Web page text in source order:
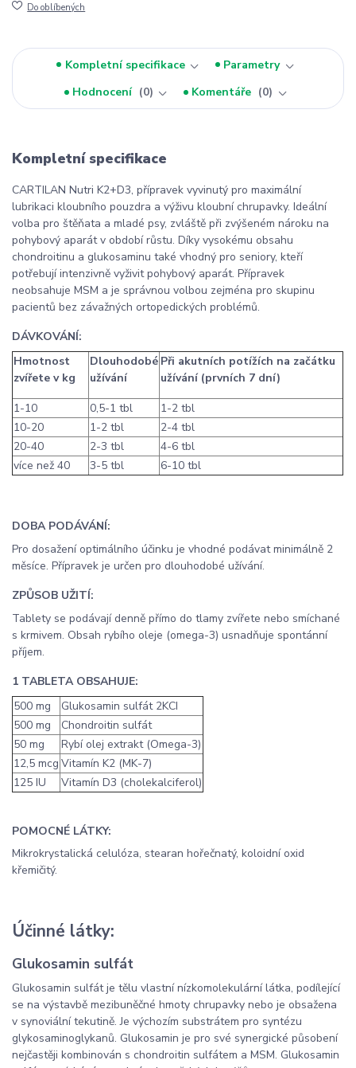
Do oblíbených
Kompletní specifikace
Parametry
Hodnocení
0 Komentáře 0
Kompletní specifikace
CARTILAN Nutri K2+D3, přípravek vyvinutý pro maximální
lubrikaci kloubního pouzdra a výživu kloubní chrupavky. Ideální
volba pro štěňata a mladé psy, zvláště při zvýšeném nároku na
pohybový aparát v období růstu. Díky vysokému obsahu
chondroitinu a glukosaminu také vhodný pro seniory, kteří
potřebují intenzivně vyživit pohybový aparát. Přípravek
neobsahuje MSM a je správnou volbou zejména pro skupinu
pacientů bez závažných ortopedických problémů.
DÁVKOVÁNÍ:
Hmotnost
zvířete v kg
Dlouhodobé
užívání
Při akutních potížích na začátku
užívání (prvních 7 dní)
1-10
0,5-1 tbl
1-2 tbl
10-20
1-2 tbl
2-4 tbl
20-40
2-3 tbl
4-6 tbl
více než 40
3-5 tbl 6-10 tbl
DOBA PODÁVÁNÍ:
Pro dosažení optimálního účinku je vhodné podávat minimálně 2
měsíce. Přípravek je určen pro dlouhodobé užívání.
ZPŮSOB UŽITÍ:
Tablety se podávají denně přímo do tlamy zvířete nebo smíchané
s krmivem. Obsah rybího oleje (omega-3) usnadňuje spontánní
příjem.
1 TABLETA OBSAHUJE:
500 mg
Glukosamin sulfát 2KCI
500 mg
Chondroitin sulfát
50 mg
Rybí olej extrakt (Omega-3)
12,5 mcg Vitamín K2 (MK-7)
125 IU
Vitamín D3 (cholekalciferol)
POMOCNÉ LÁTKY:
Mikrokrystalická celulóza, stearan hořečnatý, koloidní oxid
křemičitý.
Účinné látky:
Glukosamin sulfát
Glukosamin sulfát je tělu vlastní nízkomolekulární látka, podílející
se na výstavbě mezibuněčné hmoty chrupavky nebo je obsažena
v synoviální tekutině. Je výchozím substrátem pro syntézu
glykosaminoglykanů. Glukosamin je pro své synergické působení
nejčastěji kombinován s chondroitin sulfátem a MSM. Glukosamin